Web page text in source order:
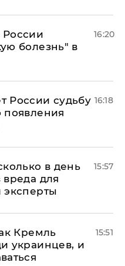
болезнь" в
16:20
России судьбу
появления
16:18
в день
вреда для
эксперты
15:57
Кремль
украинцев, и
15:51